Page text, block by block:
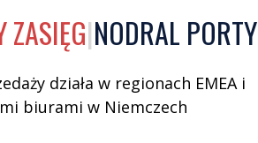
ZASIĘG|NODRAL PORTY
działa w regionach EMEA i
biurami w Niemczech